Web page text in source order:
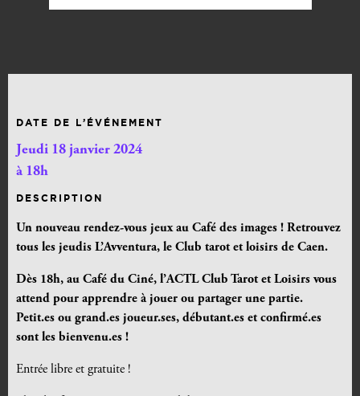
DATE DE L’ÉVÉNEMENT
Jeudi 18 janvier 2024
à 18h
DESCRIPTION
Un nouveau rendez-vous jeux au Café des images ! Retrouvez
tous les jeudis L’Avventura, le Club tarot et loisirs de Caen.
Dès 18h, au Café du Ciné, l’ACTL Club Tarot et Loisirs vous
attend pour apprendre à jouer ou partager une partie.
Petit.es ou grand.es joueur.ses, débutant.es et confirmé.es
sont les bienvenu.es !
Entrée libre et gratuite !